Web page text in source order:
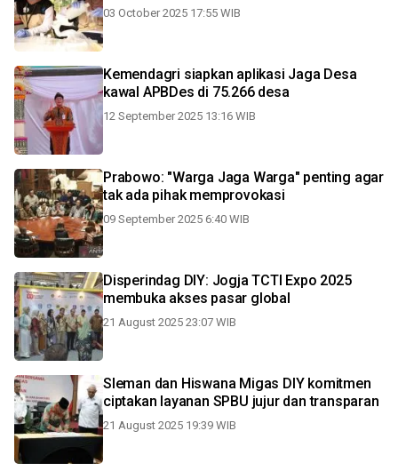
03 October 2025 17:55 WIB
Kemendagri siapkan aplikasi Jaga Desa
kawal APBDes di 75.266 desa
12 September 2025 13:16 WIB
Prabowo: "Warga Jaga Warga" penting agar
tak ada pihak memprovokasi
09 September 2025 6:40 WIB
Disperindag DIY: Jogja TCTI Expo 2025
membuka akses pasar global
21 August 2025 23:07 WIB
Sleman dan Hiswana Migas DIY komitmen
ciptakan layanan SPBU jujur dan transparan
21 August 2025 19:39 WIB